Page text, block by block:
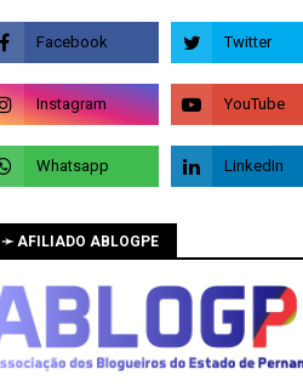
➛ AFILIADO ABLOGPE